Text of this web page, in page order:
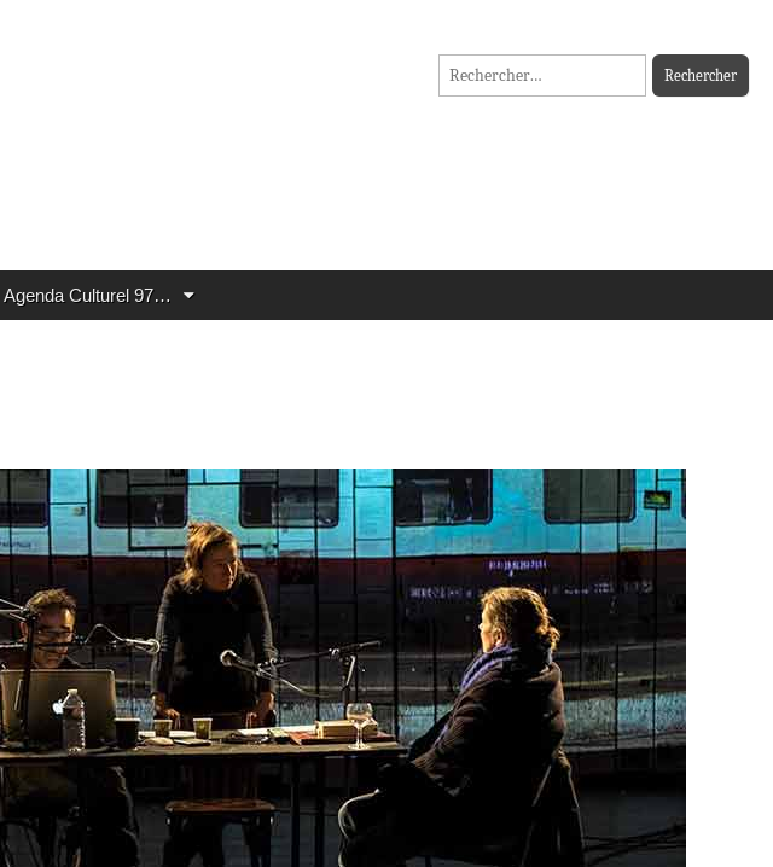
Rechercher :
Agenda Culturel 97…